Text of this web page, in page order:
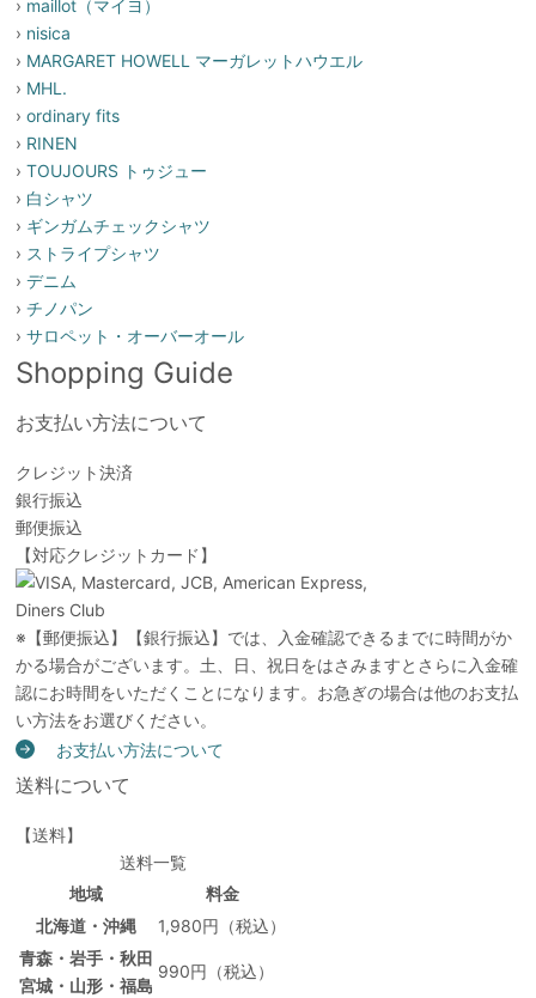
› maillot（マイヨ）
› nisica
› MARGARET HOWELL マーガレットハウエル
› MHL.
›ordinary fits
› RINEN
›TOUJOURS トゥジュー
› 白シャツ
› ギンガムチェックシャツ
› ストライプシャツ
›デニム
›チノパン
›サロペット・オーバーオール
Shopping Guide
お支払い方法について
クレジット決済
銀行振込
郵便振込
【対応クレジットカード】
※【郵便振込】【銀行振込】では、入金確認できるまでに時間がか
かる場合がございます。土、日、祝日をはさみますとさらに入金確
認にお時間をいただくことになります。お急ぎの場合は他のお支払
い方法をお選びください。
お支払い方法について
送料について
【送料】
送料一覧
地域
料金
北海道・沖縄
1,980円（税込）
青森・岩手・秋田
宮城・山形・福島
990円（税込）